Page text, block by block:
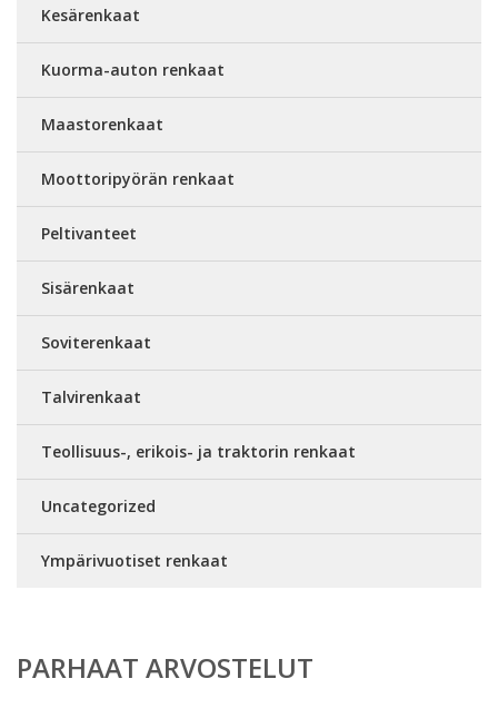
Kesärenkaat
Kuorma-auton renkaat
Maastorenkaat
Moottoripyörän renkaat
Peltivanteet
Sisärenkaat
Soviterenkaat
Talvirenkaat
Teollisuus-, erikois- ja traktorin renkaat
Uncategorized
Ympärivuotiset renkaat
PARHAAT ARVOSTELUT